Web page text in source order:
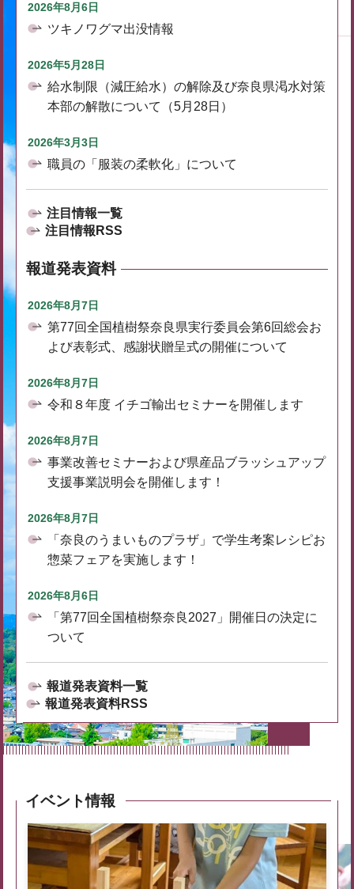
2026年8月6日
ツキノワグマ出没情報
2026年5月28日
給水制限（減圧給水）の解除及び奈良県渇水対策
本部の解散について（5月28日）
2026年3月3日
職員の「服装の柔軟化」について
注目情報一覧
注目情報RSS
報道発表資料
2026年8月7日
第77回全国植樹祭奈良県実行委員会第6回総会お
よび表彰式、感謝状贈呈式の開催について
2026年8月7日
令和８年度 イチゴ輸出セミナーを開催します
2026年8月7日
事業改善セミナーおよび県産品ブラッシュアップ
支援事業説明会を開催します！
2026年8月7日
「奈良のうまいものプラザ」で学生考案レシピお
惣菜フェアを実施します！
2026年8月6日
「第77回全国植樹祭奈良2027」開催日の決定に
ついて
報道発表資料一覧
報道発表資料RSS
イベント情報